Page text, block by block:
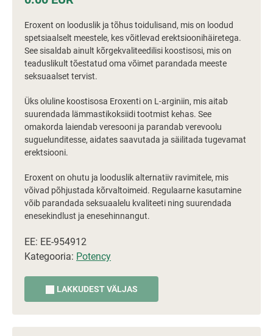
Eroxent on looduslik ja tõhus toidulisand, mis on loodud
spetsiaalselt meestele, kes võitlevad erektsioonihäiretega.
See sisaldab ainult kõrgekvaliteedilisi koostisosi, mis on
teaduslikult tõestatud oma võimet parandada meeste
seksuaalset tervist.
Üks oluline koostisosa Eroxenti on L-arginiin, mis aitab
suurendada lämmastikoksiidi tootmist kehas. See
omakorda laiendab veresooni ja parandab verevoolu
suguelunditesse, aidates saavutada ja säilitada tugevamat
erektsiooni.
Eroxent on ohutu ja looduslik alternatiiv ravimitele, mis
võivad põhjustada kõrvaltoimeid. Regulaarne kasutamine
võib parandada seksuaalelu kvaliteeti ning suurendada
enesekindlust ja enesehinnangut.
EE: EE-954912
Kategooria: Potency
LAKKUDEST VÄLJAS